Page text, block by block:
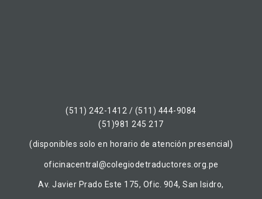
(511) 242-1412 / (511) 444-9084
(51)981 245 217
(disponibles solo en horario de atención presencial)
oficinacentral@colegiodetraductores.org.pe
Av. Javier Prado Este 175, Ofic. 904, San Isidro,